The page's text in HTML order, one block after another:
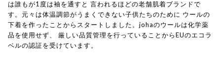
は誰もが1度は袖を通すと 言われるほどの老舗肌着ブランドで
す。元々は体温調節がうまくできない子供たちのために ウールの
下着を作ったことからスタートしました。johaのウールは化学薬
品を使用せず、 厳しい品質管理を行っていることからEUのエコラ
ベルの認証を受けています。